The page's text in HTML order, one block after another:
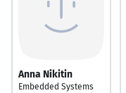
Anna Nikitin
Embedded Systems